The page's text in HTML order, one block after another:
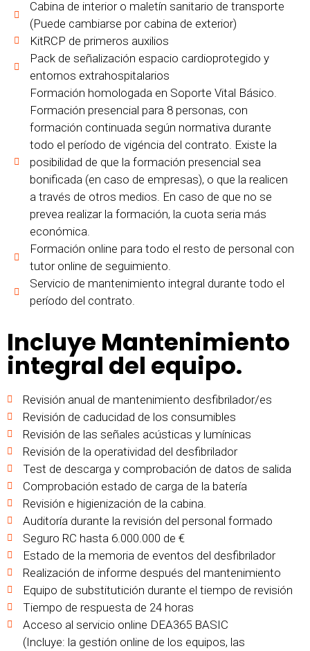
Cabina de interior o maletín sanitario de transporte
(Puede cambiarse por cabina de exterior)
KitRCP de primeros auxilios
Pack de señalización espacio cardioprotegido y
entornos extrahospitalarios
Formación homologada en Soporte Vital Básico.
Formación presencial para 8 personas, con
formación continuada según normativa durante
todo el período de vigéncia del contrato. Existe la
posibilidad de que la formación presencial sea
bonificada (en caso de empresas), o que la realicen
a través de otros medios. En caso de que no se
prevea realizar la formación, la cuota seria más
económica.
Formación online para todo el resto de personal con
tutor online de seguimiento.
Servicio de mantenimiento integral durante todo el
período del contrato.
Incluye Mantenimiento
integral del equipo.
Revisión anual de mantenimiento desfibrilador/es
Revisión de caducidad de los consumibles
Revisión de las señales acústicas y lumínicas
Revisión de la operatividad del desfibrilador
Test de descarga y comprobación de datos de salida
Comprobación estado de carga de la batería
Revisión e higienización de la cabina.
Auditoría durante la revisión del personal formado
Seguro RC hasta 6.000.000 de €
Estado de la memoria de eventos del desfibrilador
Realización de informe después del mantenimiento
Equipo de substitutición durante el tiempo de revisión
Tiempo de respuesta de 24 horas
Acceso al servicio online DEA365 BASIC
(Incluye: la gestión online de los equipos, las